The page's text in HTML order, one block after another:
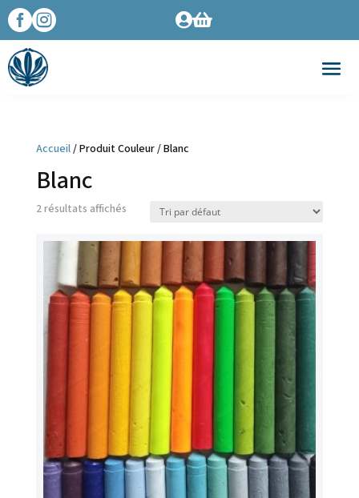
 
Accueil/ Produit Couleur / Blanc
Blanc
2 résultats affichés